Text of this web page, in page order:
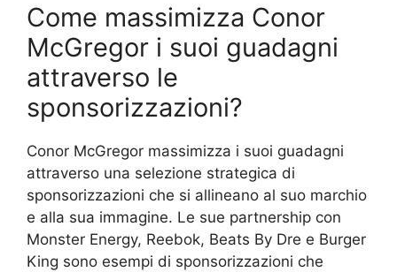
Come massimizza Conor
McGregor i suoi guadagni
attraverso le
sponsorizzazioni?
Conor McGregor massimizza i suoi guadagni
attraverso una selezione strategica di
sponsorizzazioni che si allineano al suo marchio
e alla sua immagine. Le sue partnership con
Monster Energy, Reebok, Beats By Dre e Burger
King sono esempi di sponsorizzazioni che